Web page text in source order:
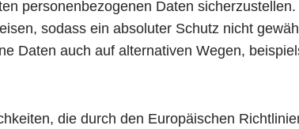
personenbezogenen Daten
sodass ein absoluter Schutz nicht
Daten auch auf alternativen Wegen,
die durch den Europäischen